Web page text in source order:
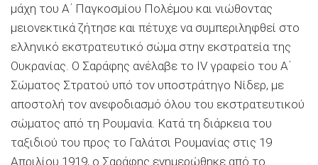
μάχη του Α΄ Παγκοσμίου Πολέμου και νιώθοντας
μειονεκτικά ζήτησε και πέτυχε να συμπεριληφθεί στο
ελληνικό εκστρατευτικό σώμα στην εκστρατεία της
Ουκρανίας. Ο Σαράφης ανέλαβε το ΙV γραφείο του Α΄
Σώματος Στρατού υπό τον υποστράτηγο Νίδερ, με
αποστολή τον ανεφοδιασμό όλου του εκστρατευτικού
σώματος από τη Ρουμανία. Κατά τη διάρκεια του
ταξιδιού του προς το Γαλάτσι Ρουμανίας στις 19
Απριλίου 1919, ο Σαράφης ενημερώθηκε από το